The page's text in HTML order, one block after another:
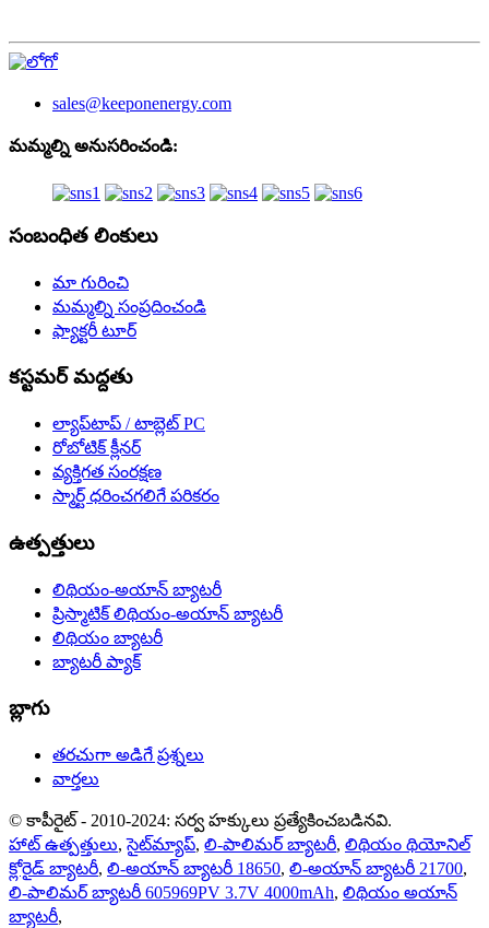
sales@keeponenergy.com
మమ్మల్ని అనుసరించండి:
సంబంధిత లింకులు
మా గురించి
మమ్మల్ని సంప్రదించండి
ఫ్యాక్టరీ టూర్
కస్టమర్ మద్దతు
ల్యాప్‌టాప్ / టాబ్లెట్ PC
రోబోటిక్ క్లీనర్
వ్యక్తిగత సంరక్షణ
స్మార్ట్ ధరించగలిగే పరికరం
ఉత్పత్తులు
లిథియం-అయాన్ బ్యాటరీ
ప్రిస్మాటిక్ లిథియం-అయాన్ బ్యాటరీ
లిథియం బ్యాటరీ
బ్యాటరీ ప్యాక్
బ్లాగు
తరచుగా అడిగే ప్రశ్నలు
వార్తలు
© కాపీరైట్ - 2010-2024: సర్వ హక్కులు ప్రత్యేకించబడినవి.
హాట్ ఉత్పత్తులు,సైట్‌మ్యాప్, లి-పాలిమర్ బ్యాటరీ, లిథియం థియోనిల్
క్లోరైడ్ బ్యాటరీ, లి-అయాన్ బ్యాటరీ 18650, లి-అయాన్ బ్యాటరీ 21700,
లి-పాలిమర్ బ్యాటరీ 605969PV 3.7V 4000mAh, లిథియం అయాన్
బ్యాటరీ,